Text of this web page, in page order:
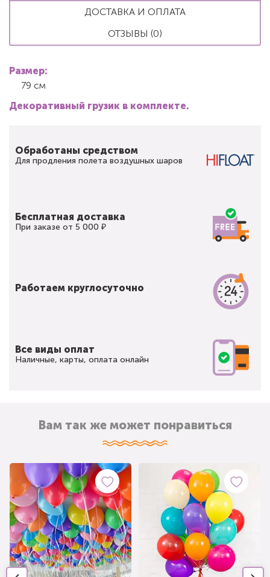
ДОСТАВКА И ОПЛАТА
ОТЗЫВЫ (0)
Размер:
79 см
Декоративный грузик в комплекте.
Обработаны средством
Для продления полета воздушных шаров
Бесплатная доставка
При заказе от 5 000 ₽
Работаем круглосуточно
Все виды оплат
Наличные, карты, оплата онлайн
Вам так же может понравиться